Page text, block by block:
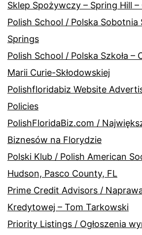
Sklep Spożywczy – Spring Hill –
Polish School / Polska Sobotnia
Springs
Polish School / Polska Szkoła –
Marii Curie-Skłodowskiej
Polishfloridabiz Website
Policies
PolishFloridaBiz.com /
Biznesów na Florydzie
Polski Klub / Polish American
Hudson, Pasco County, FL
Prime Credit Advisors /
Kredytowej – Tom Tarkowski
Priority Listings / Ogłoszenia